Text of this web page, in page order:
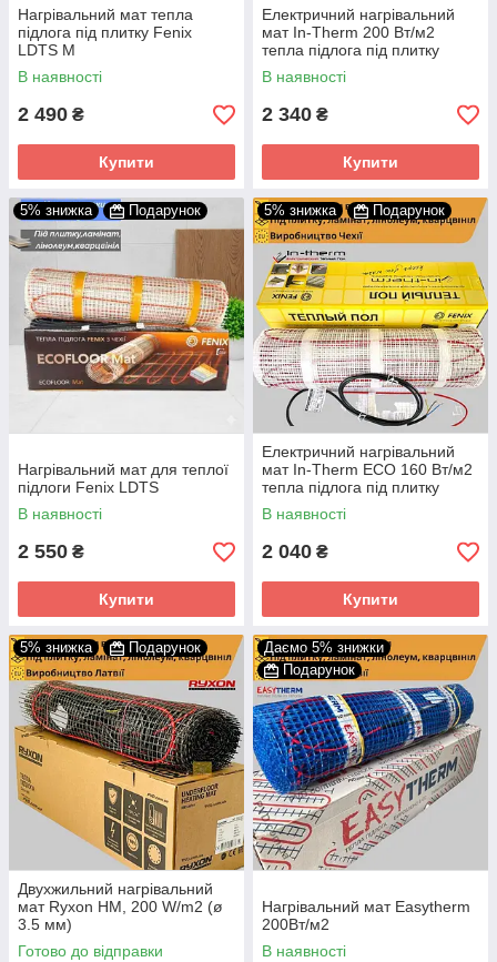
Нагрівальний мат тепла
підлога під плитку Fenix
LDTS М
В наявності
2 490 ₴
Купити
Електричний нагрівальний
мат In-Therm 200 Вт/м2
тепла підлога під плитку
В наявності
2 340 ₴
Купити
5% знижка Подарунок
Нагрівальний мат для теплої
підлоги Fenix LDTS
В наявності
2 550 ₴
Купити
5% знижка Подарунок
Електричний нагрівальний
мат In-Therm ECO 160 Вт/м2
тепла підлога під плитку
В наявності
2 040 ₴
Купити
5% знижка Подарунок
Двухжильний нагрівальний
мат Ryxon HM, 200 W/m2 (ø
3.5 мм)
Готово до відправки
Даємо 5% знижки
Подарунок
Нагрівальний мат Easytherm
200Вт/м2
В наявності